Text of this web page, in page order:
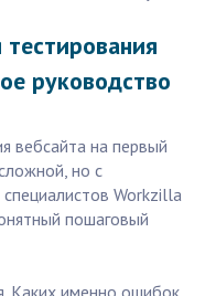
руководство
вебсайта на первый
но с
Workzilla
пошаговый